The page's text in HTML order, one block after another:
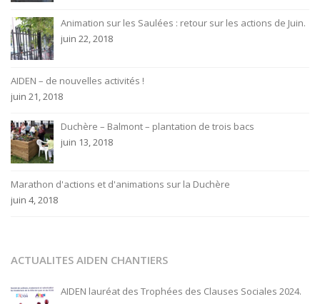
Animation sur les Saulées : retour sur les actions de Juin.
juin 22, 2018
AIDEN – de nouvelles activités !
juin 21, 2018
Duchère – Balmont – plantation de trois bacs
juin 13, 2018
Marathon d'actions et d'animations sur la Duchère
juin 4, 2018
ACTUALITES AIDEN CHANTIERS
AIDEN lauréat des Trophées des Clauses Sociales 2024.